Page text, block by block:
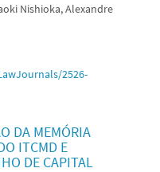
Nishioka, Alexandre
2526-
DA MEMÓRIA
ITCMD E
DE CAPITAL